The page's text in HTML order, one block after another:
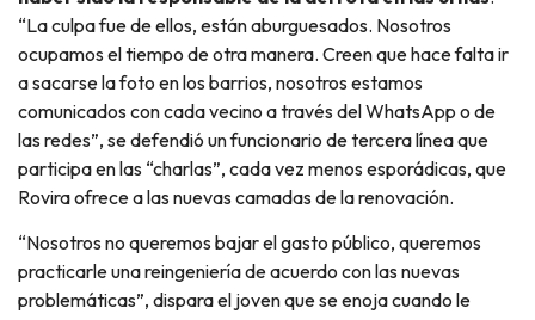
“La culpa fue de ellos, están aburguesados. Nosotros
ocupamos el tiempo de otra manera. Creen que hace falta ir
a sacarse la foto en los barrios, nosotros estamos
comunicados con cada vecino a través del WhatsApp o de
las redes”, se defendió un funcionario de tercera línea que
participa en las “charlas”, cada vez menos esporádicas, que
Rovira ofrece a las nuevas camadas de la renovación.
“Nosotros no queremos bajar el gasto público, queremos
practicarle una reingeniería de acuerdo con las nuevas
problemáticas”, dispara el joven que se enoja cuando le